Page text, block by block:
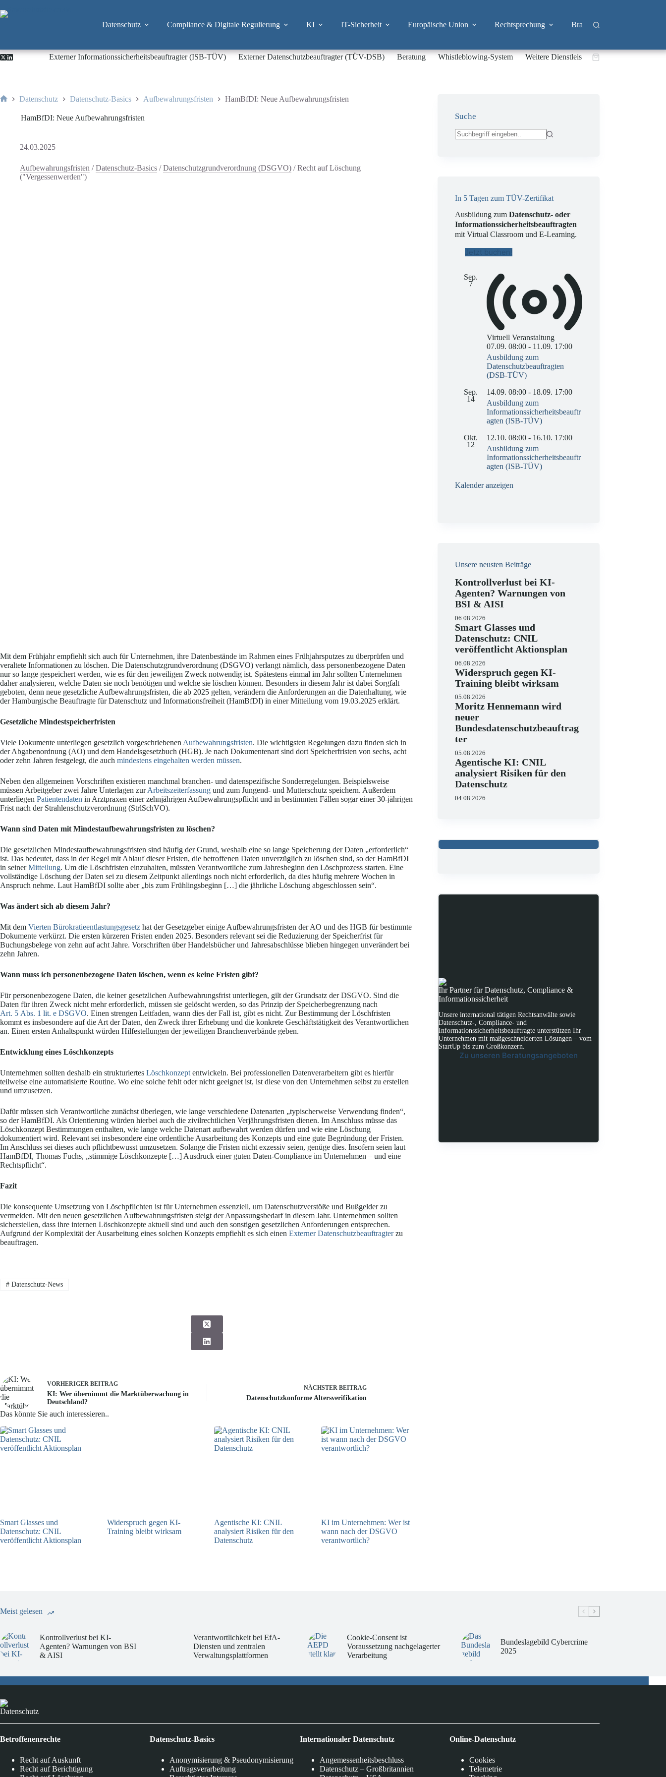
Inhalt
Datenschutz Compliance & Digitale Regulierung KI IT-Sicherheit Europäische Union Rechtsprechung Branchen
Externer Informationssicherheitsbeauftragter (ISB-TÜV) Externer Datenschutzbeauftragter (TÜV-DSB) Beratung Whistleblowing-System Weitere DienstleistungenWarenkorb
Datenschutz Datenschutz-Basics Aufbewahrungsfristen HamBfDI: Neue Aufbewahrungsfristen
HamBfDI: Neue Aufbewahrungsfristen
24.03.2025
Aufbewahrungsfristen /Datenschutz-Basics /Datenschutzgrundverordnung (DSGVO) /Recht auf Löschung
("Vergessenwerden")
Mit dem Frühjahr empfiehlt sich auch für Unternehmen, ihre Datenbestände im Rahmen eines Frühjahrsputzes zu überprüfen und
veraltete Informationen zu löschen. Die Datenschutzgrundverordnung (DSGVO) verlangt nämlich, dass personenbezogene Daten
nur so lange gespeichert werden, wie es für den jeweiligen Zweck notwendig ist. Spätestens einmal im Jahr sollten Unternehmen
daher analysieren, welche Daten sie noch benötigen und welche sie löschen können. Besonders in diesem Jahr ist dabei Sorgfalt
geboten, denn neue gesetzliche Aufbewahrungsfristen, die ab 2025 gelten, verändern die Anforderungen an die Datenhaltung, wie
der Hamburgische Beauftragte für Datenschutz und Informationsfreiheit (HamBfDI) in einer Mitteilung vom 19.03.2025 erklärt.
Gesetzliche Mindestspeicherfristen
Viele Dokumente unterliegen gesetzlich vorgeschriebenen Aufbewahrungsfristen. Die wichtigsten Regelungen dazu finden sich in
der Abgabenordnung (AO) und dem Handelsgesetzbuch (HGB). Je nach Dokumentenart sind dort Speicherfristen von sechs, acht
oder zehn Jahren festgelegt, die auch mindestens eingehalten werden müssen.
Neben den allgemeinen Vorschriften existieren manchmal branchen- und datenspezifische Sonderregelungen. Beispielsweise
müssen Arbeitgeber zwei Jahre Unterlagen zurArbeitszeiterfassung und zum Jungend- und Mutterschutz speichern. Außerdem
unterliegen Patientendaten in Arztpraxen einer zehnjährigen Aufbewahrungspflicht und in bestimmten Fällen sogar einer 30-jährigen
Frist nach der Strahlenschutzverordnung (StrlSchVO).
Wann sind Daten mit Mindestaufbewahrungsfristen zu löschen?
Die gesetzlichen Mindestaufbewahrungsfristen sind häufig der Grund, weshalb eine so lange Speicherung der Daten „erforderlich“
ist. Das bedeutet, dass in der Regel mit Ablauf dieser Fristen, die betroffenen Daten unverzüglich zu löschen sind, so der HamBfDI
in seinerMitteilung. Um die Löschfristen einzuhalten, müssten Verantwortliche zum Jahresbeginn den Löschprozess starten. Eine
vollständige Löschung der Daten sei zu diesem Zeitpunkt allerdings noch nicht erforderlich, da dies häufig mehrere Wochen in
Anspruch nehme. Laut HamBfDI sollte aber „bis zum Frühlingsbeginn […] die jährliche Löschung abgeschlossen sein“.
Was ändert sich ab diesem Jahr?
Mit dem Vierten Bürokratieentlastungsgesetz hat der Gesetzgeber einige Aufbewahrungsfristen der AO und des HGB für bestimmte
Dokumente verkürzt. Die ersten kürzeren Fristen enden 2025. Besonders relevant sei die Reduzierung der Speicherfrist für
Buchungsbelege von zehn auf acht Jahre. Vorschriften über Handelsbücher und Jahresabschlüsse blieben hingegen unverändert bei
zehn Jahren.
Wann muss ich personenbezogene Daten löschen, wenn es keine Fristen gibt?
Für personenbezogene Daten, die keiner gesetzlichen Aufbewahrungsfrist unterliegen, gilt der Grundsatz der DSGVO. Sind die
Daten für ihren Zweck nicht mehr erforderlich, müssen sie gelöscht werden, so das Prinzip der Speicherbegrenzung nach
Art. 5 Abs. 1 lit. e DSGVO. Einen strengen Leitfaden, wann dies der Fall ist, gibt es nicht. Zur Bestimmung der Löschfristen
kommt es insbesondere auf die Art der Daten, den Zweck ihrer Erhebung und die konkrete Geschäftstätigkeit des Verantwortlichen
an. Einen ersten Anhaltspunkt würden Hilfestellungen der jeweiligen Branchenverbände geben.
Entwicklung eines Löschkonzepts
Unternehmen sollten deshalb ein strukturiertes Löschkonzept entwickeln. Bei professionellen Datenverarbeitern gibt es hierfür
teilweise eine automatisierte Routine. Wo eine solche fehlt oder nicht geeignet ist, ist diese von den Unternehmen selbst zu erstellen
und umzusetzen.
Dafür müssen sich Verantwortliche zunächst überlegen, wie lange verschiedene Datenarten „typischerweise Verwendung finden“,
so der HamBfDI. Als Orientierung würden hierbei auch die zivilrechtlichen Verjährungsfristen dienen. Im Anschluss müsse das
Löschkonzept Bestimmungen enthalten, wie lange welche Datenart aufbewahrt werden dürfen und wie eine Löschung
dokumentiert wird. Relevant sei insbesondere eine ordentliche Ausarbeitung des Konzepts und eine gute Begründung der Fristen.
Im Anschluss sei dieses auch pflichtbewusst umzusetzen. Solange die Fristen nicht exzessiv seien, genüge dies. Insofern seien laut
HamBfDI, Thomas Fuchs, „stimmige Löschkonzepte […] Ausdruck einer guten Daten-Compliance im Unternehmen – und eine
Rechtspflicht“.
Fazit
Die konsequente Umsetzung von Löschpflichten ist für Unternehmen essenziell, um Datenschutzverstöße und Bußgelder zu
vermeiden. Mit den neuen gesetzlichen Aufbewahrungsfristen steigt der Anpassungsbedarf in diesem Jahr. Unternehmen sollten
sicherstellen, dass ihre internen Löschkonzepte aktuell sind und auch den sonstigen gesetzlichen Anforderungen entsprechen.
Aufgrund der Komplexität der Ausarbeitung eines solchen Konzepts empfiehlt es sich einen Externer Datenschutzbeauftragterzu
beauftragen.
#Datenschutz-News
VORHERIGER BEITRAG
KI: Wer übernimmt die Marktüberwachung in
Deutschland?
NÄCHSTER BEITRAG
Datenschutzkonforme Altersverifikation
Das könnte Sie auch interessieren..
Smart Glasses und
Datenschutz: CNIL
veröffentlicht Aktionsplan
Widerspruch gegen KI-
Training bleibt wirksam
Agentische KI: CNIL
analysiert Risiken für den
Datenschutz
KI im Unternehmen: Wer ist
wann nach der DSGVO
verantwortlich?
Suche
In 5 Tagen zum TÜV-Zertifikat
Ausbildung zumDatenschutz- oder
Informationssicherheitsbeauftragten
mit Virtual Classroom und E-Learning.
Jetzt buchen!
Sep.
7
Virtuell Veranstaltung
07.09. 08:00 - 11.09. 17:00
Ausbildung zum
Datenschutzbeauftragten
(DSB-TÜV)
Sep.
14
14.09. 08:00 - 18.09. 17:00
Ausbildung zum
Informationssicherheitsbeauftr
agten (ISB-TÜV)
Okt.
12
12.10. 08:00 - 16.10. 17:00
Ausbildung zum
Informationssicherheitsbeauftr
agten (ISB-TÜV)
Kalender anzeigen
Unsere neusten Beiträge
Kontrollverlust bei KI-
Agenten? Warnungen von
BSI & AISI
06.08.2026
Smart Glasses und
Datenschutz: CNIL
veröffentlicht Aktionsplan
06.08.2026
Widerspruch gegen KI-
Training bleibt wirksam
05.08.2026
Moritz Hennemann wird
neuer
Bundesdatenschutzbeauftrag
ter
05.08.2026
Agentische KI: CNIL
analysiert Risiken für den
Datenschutz
04.08.2026
Ihr Partner für Datenschutz, Compliance &
Informationssicherheit
Unsere international tätigen Rechtsanwälte sowie
Datenschutz-, Compliance- und
Informationssicherheitsbeauftragte unterstützen Ihr
Unternehmen mit maßgeschneiderten Lösungen – vom
StartUp bis zum Großkonzern.
Zu unseren Beratungsangeboten
Meist gelesen
Kontrollverlust bei KI-
Agenten? Warnungen von BSI
& AISI
Verantwortlichkeit bei EfA-
Diensten und zentralen
Verwaltungsplattformen
Cookie-Consent ist
Voraussetzung nachgelagerter
Verarbeitung
Bundeslagebild Cybercrime
2025
Datenschutz
Betroffenenrechte
Recht auf Auskunft
Recht auf Berichtigung
Datenschutz-Basics
Anonymisierung & Pseudonymisierung
Auftragsverarbeitung
Internationaler Datenschutz
Angemessenheitsbeschluss
Datenschutz – Großbritannien
Online-Datenschutz
Cookies
Telemetrie